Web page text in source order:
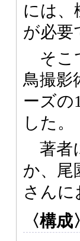
には、
が必要
そこ
鳥撮影
ーズの
した。
著者
か、尾
さんに
〈構成〉